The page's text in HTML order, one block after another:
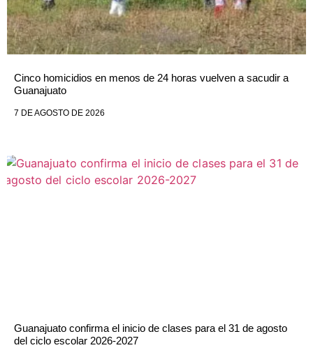
Cinco homicidios en menos de 24 horas vuelven a sacudir a
Guanajuato
7 DE AGOSTO DE 2026
Guanajuato confirma el inicio de clases para el 31 de agosto
del ciclo escolar 2026-2027